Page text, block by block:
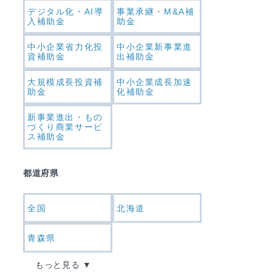
デジタル化・AI導
入補助金
事業承継・M&A補
助金
中小企業省力化投
資補助金
中小企業新事業進
出補助金
大規模成長投資補
助金
中小企業成長加速
化補助金
新事業進出・もの
づくり商業サービ
ス補助金
都道府県
全国 北海道
青森県
もっと見る